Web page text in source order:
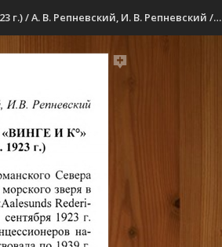
Репневский, А. В. Поморы против зверобойной концессии "Винге и К" : (по страницам журнала "Северное хозяйство". 1923 г.) / А. В. Репневский, И. В. Репневский // VII Ушаковские чтения, [Мурманск, 11-13 марта 2010 г.] : сборник научных статей / [редкол.: Ю. П. Бардилева (науч. ред.) и др.]. - Мурманск, 2011. - С. 18-24.